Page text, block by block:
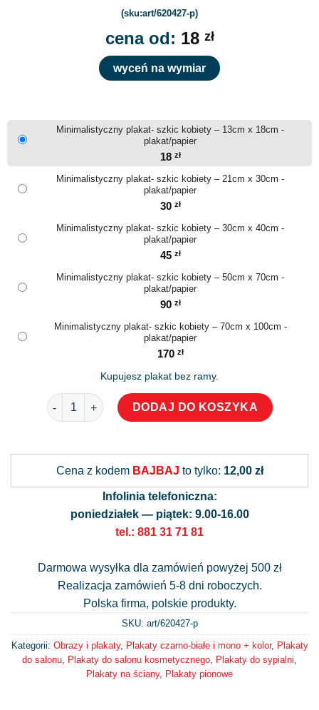
(sku:art/620427-p)
cena od: 18 zł
wyceń na wymiar
Minimalistyczny plakat- szkic kobiety – 13cm x 18cm -
plakat/papier
18 zł
Minimalistyczny plakat- szkic kobiety – 21cm x 30cm -
plakat/papier
30 zł
Minimalistyczny plakat- szkic kobiety – 30cm x 40cm -
plakat/papier
45 zł
Minimalistyczny plakat- szkic kobiety – 50cm x 70cm -
plakat/papier
90 zł
Minimalistyczny plakat- szkic kobiety – 70cm x 100cm -
plakat/papier
170 zł
Kupujesz plakat bez ramy.
ilość Minimalistyczny plakat- szkic kobiety
DODAJ DO KOSZYKA
Cena z kodem BAJBAJ to tylko: 12,00 zł
Infolinia telefoniczna:
poniedziałek — piątek: 9.00-16.00
tel.: 881 31 71 81
Darmowa wysyłka dla zamówień powyżej 500 zł
Realizacja zamówień 5-8 dni roboczych.
Polska firma, polskie produkty.
SKU: art/620427-p
Kategorii: Obrazy i plakaty, Plakaty czarno-białe i mono + kolor, Plakaty
do salonu
Plakaty do salonu kosmetycznego Plakaty do sypialni
Plakaty na ściany, Plakaty pionowe